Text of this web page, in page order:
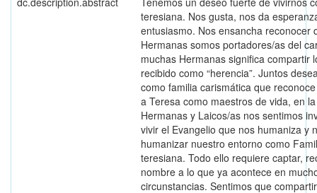
teresiana. Nos gusta, nos da
entusiasmo. Nos ensancha reconocer
Hermanas somos portadores/as del
muchas Hermanas significa compartir
recibido como “herencia”. Juntos
como familia carismática que
a Teresa como maestros de vida, en
Hermanas y Laicos/as nos sentimos
vivir el Evangelio que nos humaniza y
humanizar nuestro entorno como
teresiana. Todo ello requiere captar,
nombre a lo que ya acontece en
circunstancias. Sentimos que